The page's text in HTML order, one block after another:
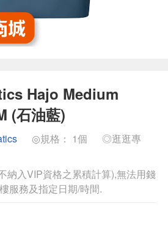
Hajo Medium
(石油藍)
◎規格： 1個
◎逛逛專
納入VIP資格之累積計算),無法用錢
服務及指定日期/時間.